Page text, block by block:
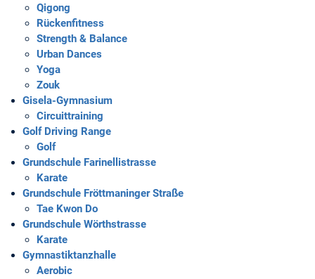
Qigong
Rückenfitness
Strength & Balance
Urban Dances
Yoga
Zouk
Gisela-Gymnasium
Circuittraining
Golf Driving Range
Golf
Grundschule Farinellistrasse
Karate
Grundschule Fröttmaninger Straße
Tae Kwon Do
Grundschule Wörthstrasse
Karate
Gymnastiktanzhalle
Aerobic